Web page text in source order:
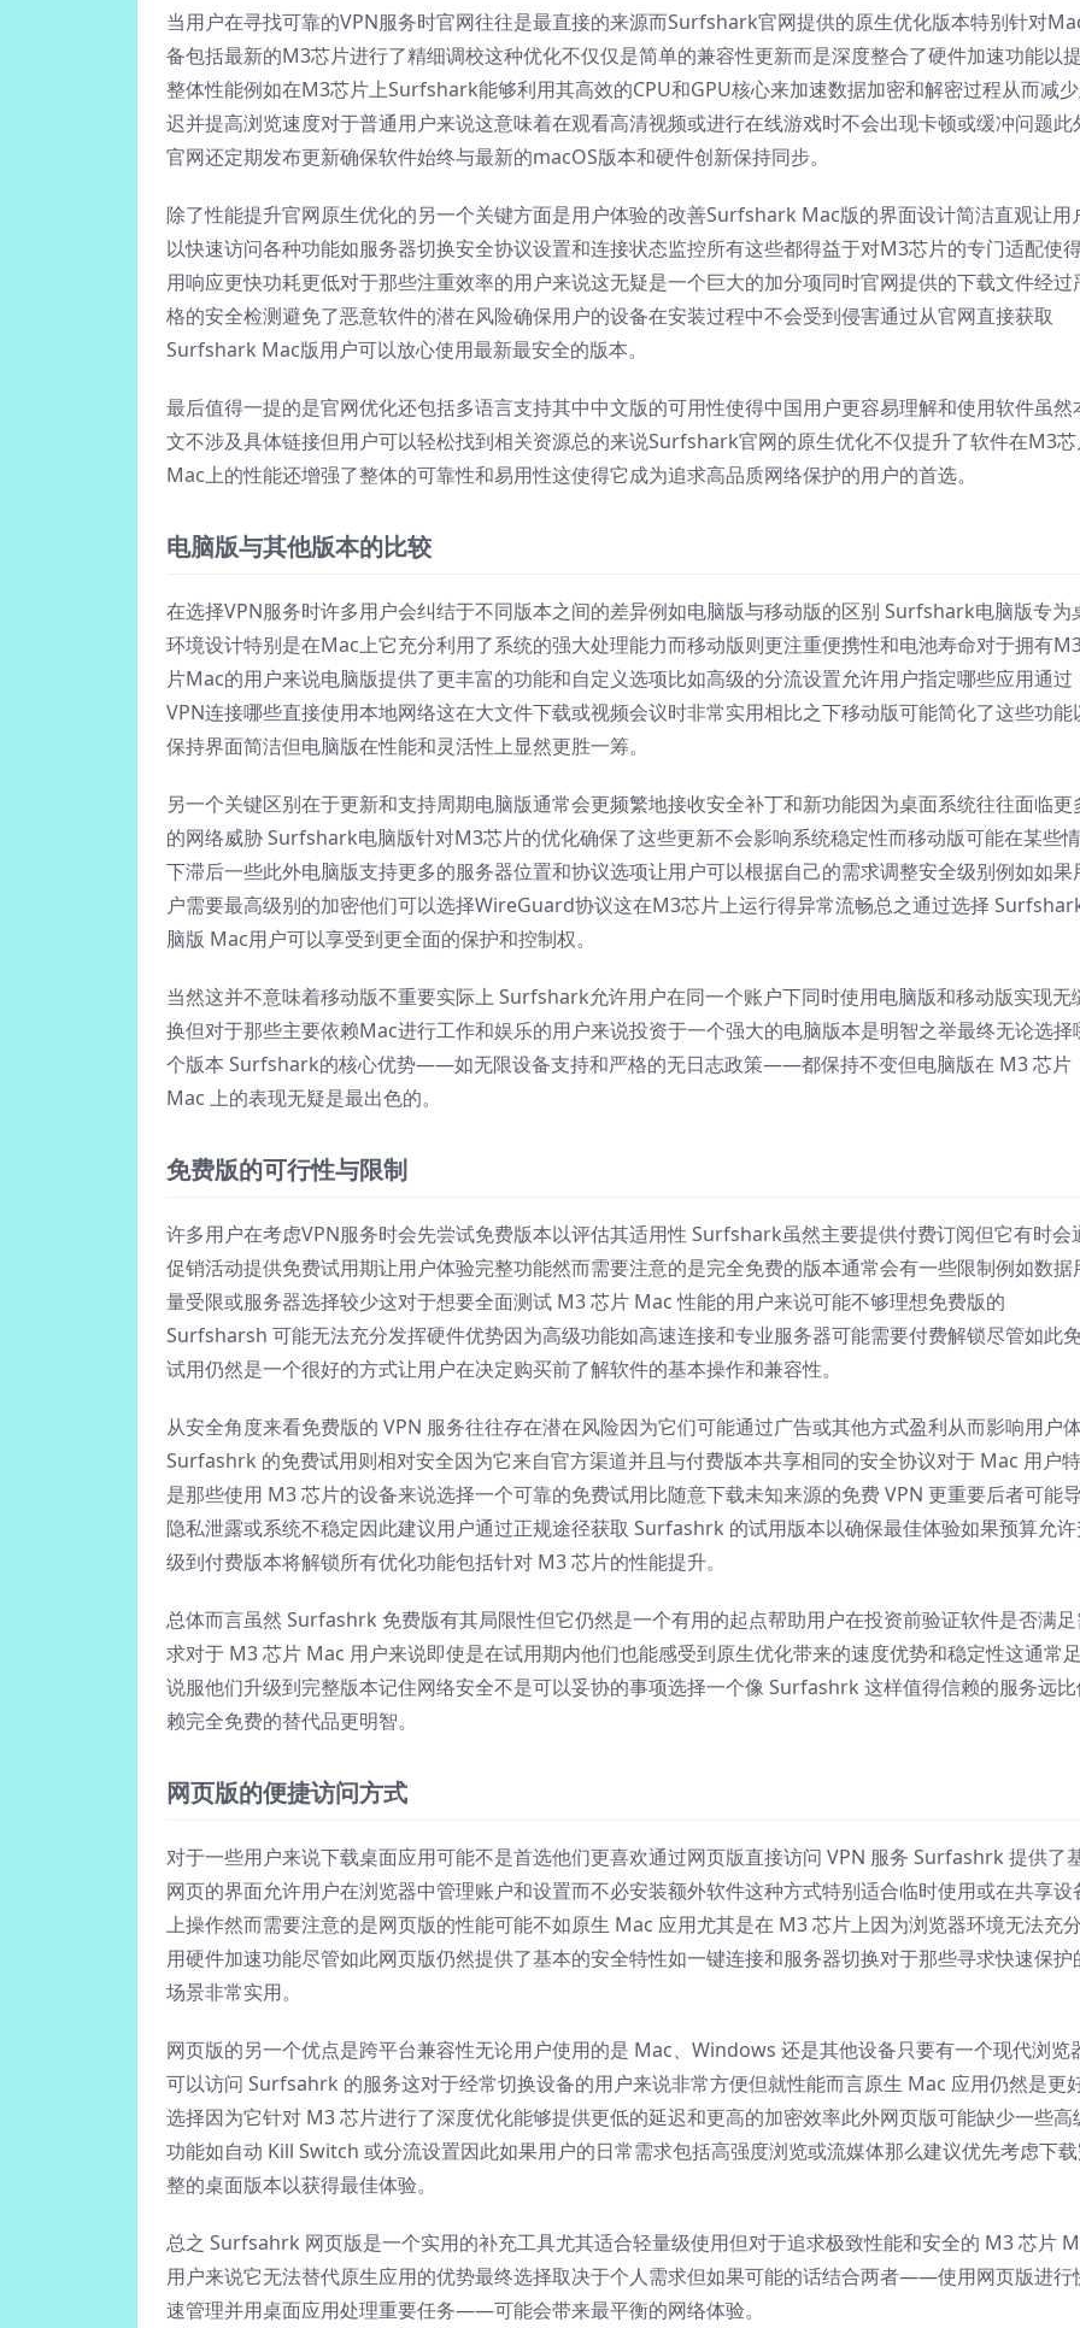
当用户在寻找可靠的VPN服务时官网往往是最直接的来源而Surfshark官网提供的原生优化版本特别针对
备包括最新的M3芯片进行了精细调校这种优化不仅仅是简单的兼容性更新而是深度整合了硬件加速功能以
整体性能例如在M3芯片上Surfshark能够利用其高效的CPU和GPU核心来加速数据加密和解密过程从而减
迟并提高浏览速度对于普通用户来说这意味着在观看高清视频或进行在线游戏时不会出现卡顿或缓冲问题此
官网还定期发布更新确保软件始终与最新的macOS版本和硬件创新保持同步。
除了性能提升官网原生优化的另一个关键方面是用户体验的改善Surfshark Mac版的界面设计简洁直观让用
以快速访问各种功能如服务器切换安全协议设置和连接状态监控所有这些都得益于对M3芯片的专门适配使
用响应更快功耗更低对于那些注重效率的用户来说这无疑是一个巨大的加分项同时官网提供的下载文件经过
格的安全检测避免了恶意软件的潜在风险确保用户的设备在安装过程中不会受到侵害通过从官网直接获取
Surfshark Mac版用户可以放心使用最新最安全的版本。
最后值得一提的是官网优化还包括多语言支持其中中文版的可用性使得中国用户更容易理解和使用软件虽然
文不涉及具体链接但用户可以轻松找到相关资源总的来说Surfshark官网的原生优化不仅提升了软件在M3
Mac上的性能还增强了整体的可靠性和易用性这使得它成为追求高品质网络保护的用户的首选。
电脑版与其他版本的比较
在选择VPN服务时许多用户会纠结于不同版本之间的差异例如电脑版与移动版的区别 Surfshark电脑版专为
环境设计特别是在Mac上它充分利用了系统的强大处理能力而移动版则更注重便携性和电池寿命对于拥有
片Mac的用户来说电脑版提供了更丰富的功能和自定义选项比如高级的分流设置允许用户指定哪些应用通过
VPN连接哪些直接使用本地网络这在大文件下载或视频会议时非常实用相比之下移动版可能简化了这些功能
保持界面简洁但电脑版在性能和灵活性上显然更胜一筹。
另一个关键区别在于更新和支持周期电脑版通常会更频繁地接收安全补丁和新功能因为桌面系统往往面临更
的网络威胁 Surfshark电脑版针对M3芯片的优化确保了这些更新不会影响系统稳定性而移动版可能在某些
下滞后一些此外电脑版支持更多的服务器位置和协议选项让用户可以根据自己的需求调整安全级别例如如果
户需要最高级别的加密他们可以选择WireGuard协议这在M3芯片上运行得异常流畅总之通过选择
脑版 Mac用户可以享受到更全面的保护和控制权。
当然这并不意味着移动版不重要实际上 Surfshark允许用户在同一个账户下同时使用电脑版和移动版实现无
换但对于那些主要依赖Mac进行工作和娱乐的用户来说投资于一个强大的电脑版本是明智之举最终无论选择
个版本 Surfshark的核心优势——如无限设备支持和严格的无日志政策——都保持不变但电脑版在 M3 芯片
Mac 上的表现无疑是最出色的。
免费版的可行性与限制
许多用户在考虑VPN服务时会先尝试免费版本以评估其适用性 Surfshark虽然主要提供付费订阅但它有时会
促销活动提供免费试用期让用户体验完整功能然而需要注意的是完全免费的版本通常会有一些限制例如数据
量受限或服务器选择较少这对于想要全面测试 M3 芯片 Mac 性能的用户来说可能不够理想免费版的
Surfsharsh 可能无法充分发挥硬件优势因为高级功能如高速连接和专业服务器可能需要付费解锁尽管如此
试用仍然是一个很好的方式让用户在决定购买前了解软件的基本操作和兼容性。
从安全角度来看免费版的 VPN 服务往往存在潜在风险因为它们可能通过广告或其他方式盈利从而影响用户
Surfashrk 的免费试用则相对安全因为它来自官方渠道并且与付费版本共享相同的安全协议对于 Mac 用户
是那些使用 M3 芯片的设备来说选择一个可靠的免费试用比随意下载未知来源的免费 VPN 更重要后者可能
隐私泄露或系统不稳定因此建议用户通过正规途径获取 Surfashrk 的试用版本以确保最佳体验如果预算允
级到付费版本将解锁所有优化功能包括针对 M3 芯片的性能提升。
总体而言虽然 Surfashrk 免费版有其局限性但它仍然是一个有用的起点帮助用户在投资前验证软件是否满足
求对于 M3 芯片 Mac 用户来说即使是在试用期内他们也能感受到原生优化带来的速度优势和稳定性这通常
说服他们升级到完整版本记住网络安全不是可以妥协的事项选择一个像 Surfashrk 这样值得信赖的服务远比
赖完全免费的替代品更明智。
网页版的便捷访问方式
对于一些用户来说下载桌面应用可能不是首选他们更喜欢通过网页版直接访问 VPN 服务 Surfashrk 提供了
网页的界面允许用户在浏览器中管理账户和设置而不必安装额外软件这种方式特别适合临时使用或在共享设
上操作然而需要注意的是网页版的性能可能不如原生 Mac 应用尤其是在 M3 芯片上因为浏览器环境无法充
用硬件加速功能尽管如此网页版仍然提供了基本的安全特性如一键连接和服务器切换对于那些寻求快速保护
场景非常实用。
网页版的另一个优点是跨平台兼容性无论用户使用的是 Mac、Windows 还是其他设备只要有一个现代浏览
可以访问 Surfsahrk 的服务这对于经常切换设备的用户来说非常方便但就性能而言原生 Mac 应用仍然是更
选择因为它针对 M3 芯片进行了深度优化能够提供更低的延迟和更高的加密效率此外网页版可能缺少一些高
功能如自动 Kill Switch 或分流设置因此如果用户的日常需求包括高强度浏览或流媒体那么建议优先考虑下
整的桌面版本以获得最佳体验。
总之 Surfsahrk 网页版是一个实用的补充工具尤其适合轻量级使用但对于追求极致性能和安全的 M3 芯片
用户来说它无法替代原生应用的优势最终选择取决于个人需求但如果可能的话结合两者——使用网页版进行
速管理并用桌面应用处理重要任务——可能会带来最平衡的网络体验。